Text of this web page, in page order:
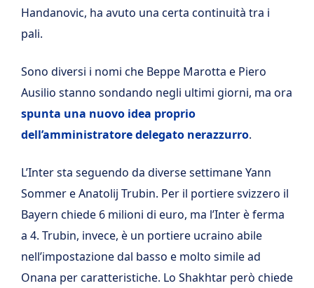
Handanovic, ha avuto una certa continuità tra i
pali.
Sono diversi i nomi che Beppe Marotta e Piero
Ausilio stanno sondando negli ultimi giorni, ma ora
spunta una nuovo idea proprio
dell’amministratore delegato nerazzurro.
L’Inter sta seguendo da diverse settimane Yann
Sommer e Anatolij Trubin. Per il portiere svizzero il
Bayern chiede 6 milioni di euro, ma l’Inter è ferma
a 4. Trubin, invece, è un portiere ucraino abile
nell’impostazione dal basso e molto simile ad
Onana per caratteristiche. Lo Shakhtar però chiede